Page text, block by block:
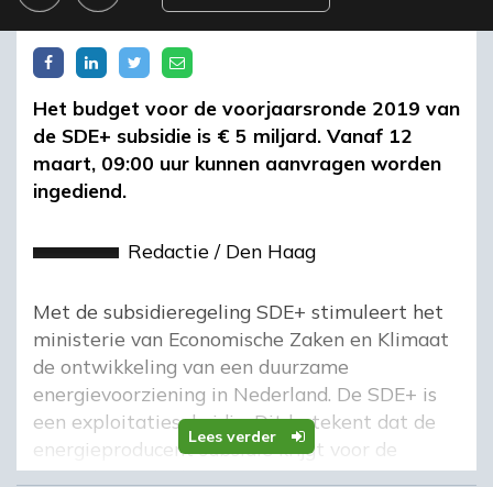
Lees verder
Het budget voor de voorjaarsronde 2019 van
de SDE+ subsidie is € 5 miljard. Vanaf 12
maart, 09:00 uur kunnen aanvragen worden
ingediend.
Redactie / Den Haag
Met de subsidieregeling SDE+ stimuleert het
ministerie van Economische Zaken en Klimaat
de ontwikkeling van een duurzame
energievoorziening in Nederland. De SDE+ is
een exploitatiesubsidie. Dit betekent dat de
energieproducent subsidie krijgt voor de
geproduceerde duurzame energie.